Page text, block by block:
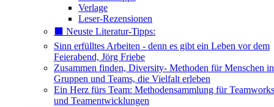
Verlage
Leser-Rezensionen
⬛️ Neuste Literatur-Tipps:
Sinn erfülltes Arbeiten - denn es gibt ein Leben vor dem
Feierabend, Jörg Friebe
Zusammen finden, Diversity- Methoden für Menschen in
Gruppen und Teams, die Vielfalt erleben
Ein Herz fürs Team: Methodensammlung für
und Teamentwicklungen